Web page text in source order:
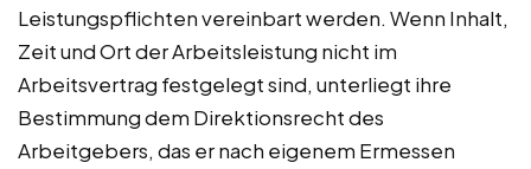
Leistungspflichten vereinbart werden. Wenn Inhalt,
Zeit und Ort der Arbeitsleistung nicht im
Arbeitsvertrag festgelegt sind, unterliegt ihre
Bestimmung dem Direktionsrecht des
Arbeitgebers, das er nach eigenem Ermessen